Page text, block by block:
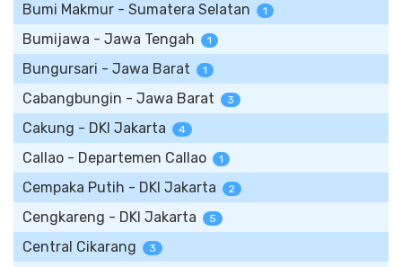
Bumi Makmur - Sumatera Selatan 1
Bumijawa - Jawa Tengah 1
Bungursari - Jawa Barat 1
Cabangbungin - Jawa Barat 3
Cakung - DKI Jakarta 4
Callao - Departemen Callao 1
Cempaka Putih - DKI Jakarta 2
Cengkareng - DKI Jakarta 5
Central Cikarang 3